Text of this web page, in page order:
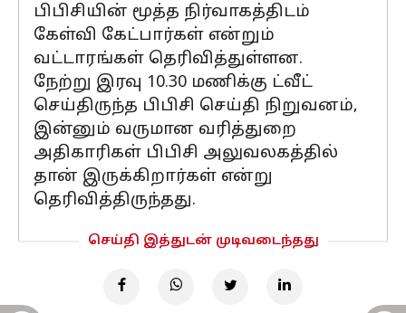
பிபிசியின் மூத்த நிர்வாகத்திடம்
கேள்வி கேட்பார்கள் என்றும்
வட்டாரங்கள் தெரிவித்துள்ளன.
நேற்று இரவு 10.30 மணிக்கு ட்வீட்
செய்திருந்த பிபிசி செய்தி நிறுவனம்,
இன்னும் வருமான வரித்துறை
அதிகாரிகள் பிபிசி அலுவலகத்தில்
தான் இருக்கிறார்கள் என்று
தெரிவித்திருந்தது.
செய்தி இத்துடன் முடிவடைந்தது